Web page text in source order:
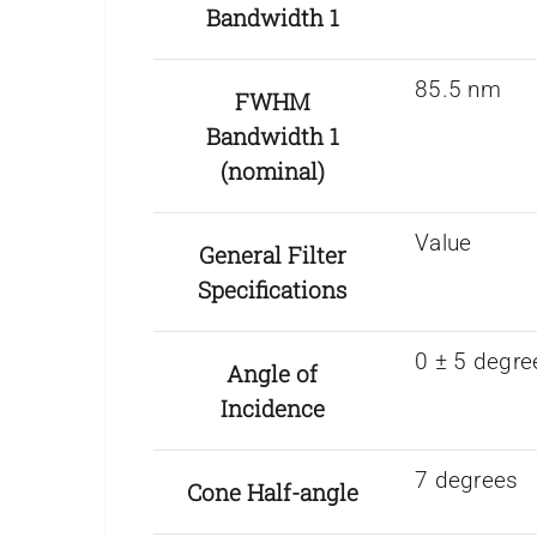
Bandwidth 1
FWHM
Bandwidth 1
(nominal)
85.5 nm
General Filter
Specifications
Value
Angle of
Incidence
0 ± 5
Cone Half-angle 7 degrees